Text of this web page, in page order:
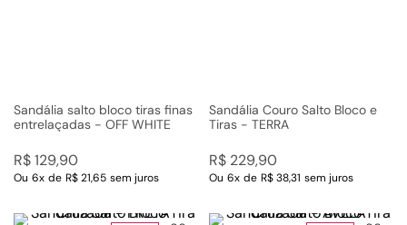
Sandália salto bloco tiras finas
entrelaçadas - OFF WHITE
R$129,90
Ou 6x de R$ 21,65 sem juros
Sandália Couro Salto Bloco e
Tiras - TERRA
R$ 229,90
Ou 6x de R$ 38,31 sem juros